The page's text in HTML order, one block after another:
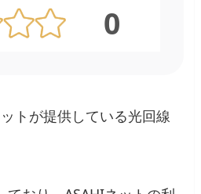
0
トが提供している光回線